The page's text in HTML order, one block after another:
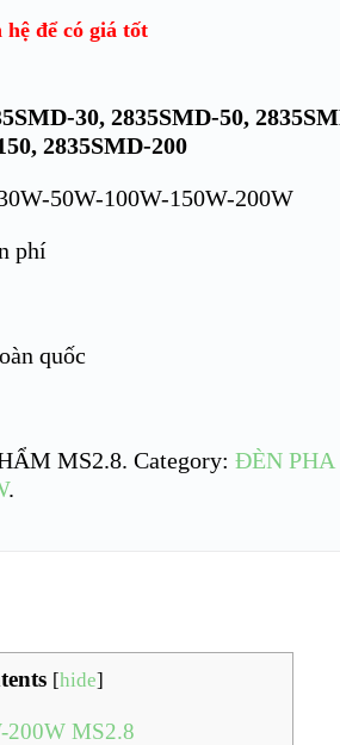
để có giá tốt
30, 2835SMD-50,
2835SMD-200
50W-100W-150W-200W
phí
quốc
MS2.8. Category: ĐÈN PHA
.
[hide]
MS2.8